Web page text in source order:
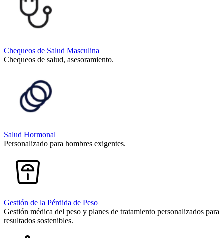
Chequeos de Salud Masculina
Chequeos de salud, asesoramiento.
Salud Hormonal
Personalizado para hombres exigentes.
Gestión de la Pérdida de Peso
Gestión médica del peso y planes de tratamiento personalizados para
resultados sostenibles.